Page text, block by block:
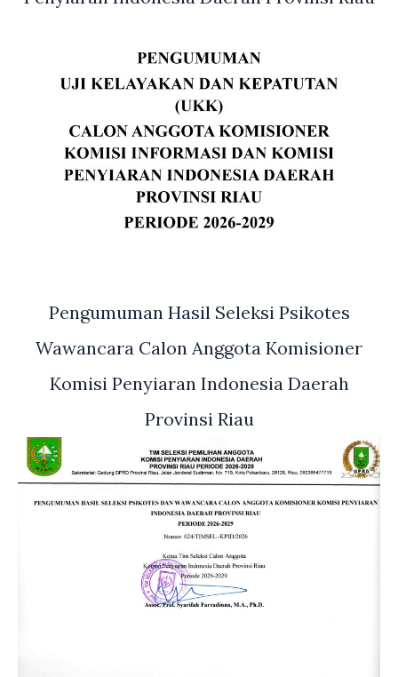
Pengumuman Hasil Seleksi Psikotes
Wawancara Calon Anggota Komisioner
Komisi Penyiaran Indonesia Daerah
Provinsi Riau